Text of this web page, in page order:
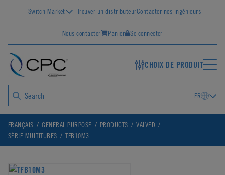
Switch Market Trouver un distributeurContacter nos ingénieurs
Nous contacter Panier Se connecter
CHOIX DE PRODUIT
FR
FRANÇAIS GENERAL PURPOSE PRODUCTS
VALVED
SÉRIE MULTITUBES
TFB10M3